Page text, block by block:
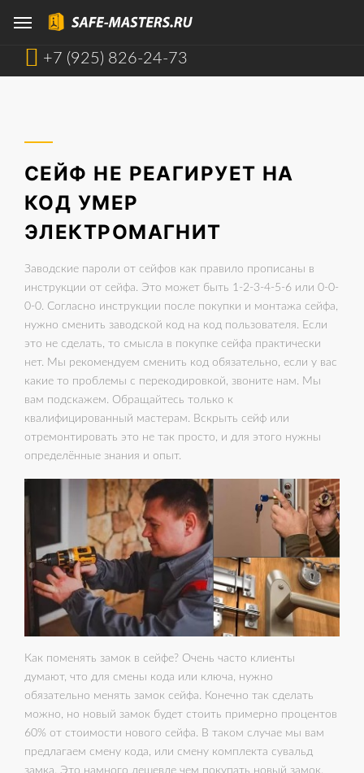
+7 (925) 826-24-73
СЕЙФ НЕ РЕАГИРУЕТ НА
КОД УМЕР
ЭЛЕКТРОМАГНИТ
Заводские пароли от сейфов как правило прописаны в
инструкции от сейфа. Это может быть 1-2-3-4-5-6 или 0-0-
0-0. Согласно инструкции после покупки и монтажа сейфа,
нужно сменить заводской код на код пользователя. Если
это не сделать, то смысла в покупке сейфа практически
нет. Мы рекомендуем сменить код обязательно, если у вас
какие то проблемы с перекодировкой, звоните нам. Мы
вам подскажем. Обращайтесь только к
квалифицированный мастерам. Вскрыть сейф или
отремонтировать это не так просто, и для этого нужны
определённые знания и опыт.
Как поменять замок в сейфе? Очень часто клиенты
думают, что для смены кода или ключа, нужно
обязательно менять замок сейфа. Конечно так сделать
можно, но новый замок будет стоить примерно процентов
60% от стоимости нового сейфа. В таком случае мы вам
предлагаем смену кода, или смену комплекта сувальд
замка. Это намного дешевле чем покупать новый замок.